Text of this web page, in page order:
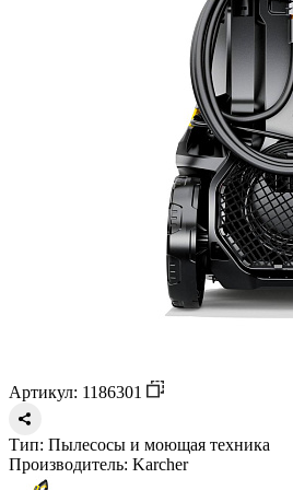
Артикул: 1186301
Тип: Пылесосы и моющая техника
Производитель: Karcher